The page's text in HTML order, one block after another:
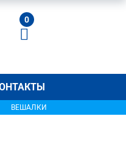
0
ВЕШАЛКИ